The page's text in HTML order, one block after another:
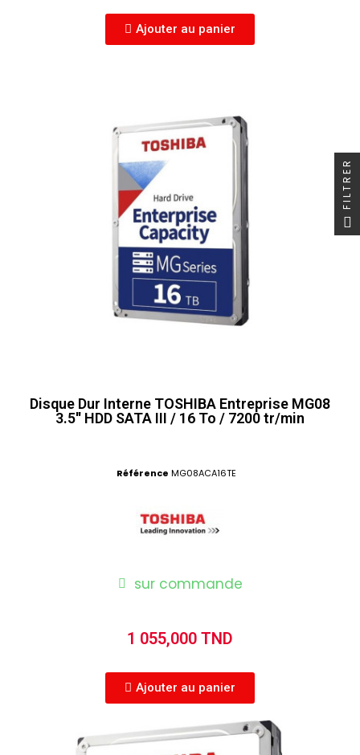
Ajouter au panier
Disque Dur Interne TOSHIBA Entreprise MG08
3.5'' HDD SATA III / 16 To / 7200 tr/min
Référence MG08ACA16TE
sur commande
1 055,000 TND
Ajouter au panier
FILTRER